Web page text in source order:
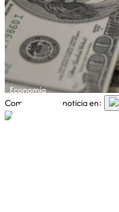
Comparte esta noticia en:
Economía